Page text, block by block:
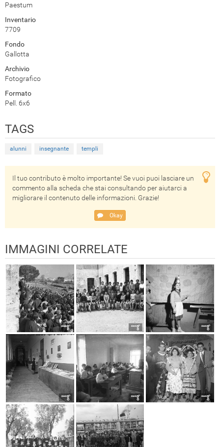
Paestum
Inventario
7709
Fondo
Gallotta
Archivio
Fotografico
Formato
Pell. 6x6
TAGS
alunni insegnante templi
Il tuo contributo è molto importante! Se vuoi puoi lasciare un
commento alla scheda che stai consultando per aiutarci a
migliorare il contenuto delle informazioni. Grazie!
Okay
IMMAGINI CORRELATE